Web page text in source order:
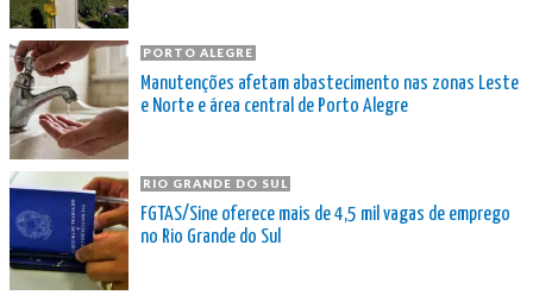
PORTO ALEGRE
Manutenções afetam abastecimento nas zonas Leste
e Norte e área central de Porto Alegre
RIO GRANDE DO SUL
FGTAS/Sine oferece mais de 4,5 mil vagas de emprego
no Rio Grande do Sul